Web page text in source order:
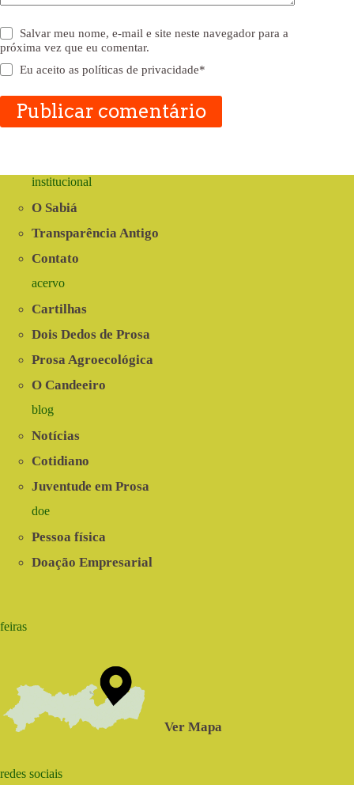
Salvar meu nome, e-mail e site neste navegador para a
próxima vez que eu comentar.
Eu aceito aspolíticas de privacidade*
Publicar comentário
institucional
O Sabiá
Transparência Antigo
Contato
acervo
Cartilhas
Dois Dedos de Prosa
Prosa Agroecológica
O Candeeiro
blog
Notícias
Cotidiano
Juventude em Prosa
doe
Pessoa física
Doação Empresarial
feiras
Ver Mapa
redes sociais